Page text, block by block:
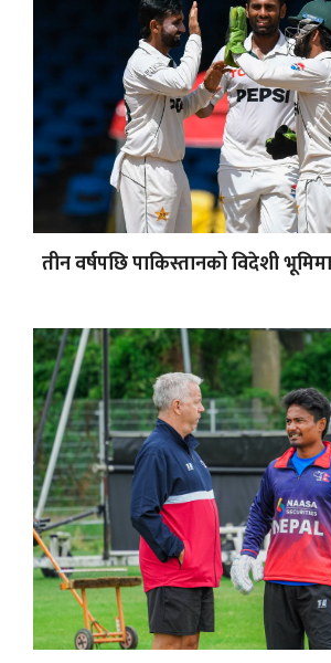
तीन वर्षपछि पाकिस्तानको विदेशी